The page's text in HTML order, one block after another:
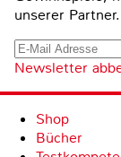
unserer Partner.
Newsletter
Shop
Bücher